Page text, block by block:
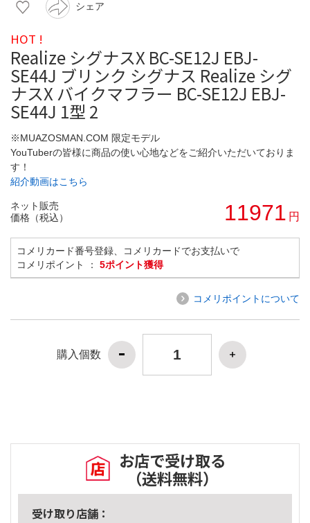
シェア
HOT !
Realize シグナスX BC-SE12J EBJ-
SE44J ブリンク シグナス Realize シグ
ナスX バイクマフラー BC-SE12J EBJ-
SE44J 1型 2
※MUAZOSMAN.COM 限定モデル
YouTuberの皆様に商品の使い心地などをご紹介いただいておりま
す！
紹介動画はこちら
ネット販売
価格（税込）
11971 円
コメリカード番号登録、コメリカードでお支払いで
コメリポイント ： 5ポイント獲得
コメリポイントについて
購入個数
お店で受け取る
（送料無料）
受け取り店舗：